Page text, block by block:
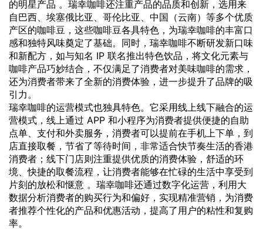
的明星产品 。瑞幸咖啡还注重产品的品质和创新，选用来
自巴西、埃塞俄比亚、哥伦比亚、中国（云南）等多个优质
产区的咖啡豆，这些咖啡豆各具特色，为瑞幸咖啡的丰富口
感和独特风味奠定了基础。同时，瑞幸咖啡不断研发新口味
和新配方，如与知名 IP 联名推出特色饮品，将文化元素与
咖啡产品巧妙结合，不仅满足了消费者对美味咖啡的需求，
还为消费者带来了全新的消费体验，进一步提升了品牌的吸
引力。
瑞幸咖啡的运营模式也独具特色。它采用线上线下融合的运
营模式，线上通过 APP 和小程序为消费者提供便捷的自助
点单、支付和外卖服务，消费者可以提前在手机上下单，到
店直接取餐，节省了等待时间，非常适合快节奏生活的香港
消费者；线下门店则注重提供优质的消费体验，舒适的环
境、快捷的取餐流程，让消费者能够在忙碌的生活中享受到
片刻的放松和惬意 。瑞幸咖啡还通过数字化运营，利用大
数据分析消费者的购买行为和偏好，实现精准营销，为消费
者推荐个性化的产品和优惠活动，提高了用户的粘性和复购
率。